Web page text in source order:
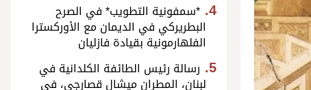
*سمفونية التطويب* في الصرح
البطريركي في الديمان مع الأوركسترا
الفلهارمونية بقيادة فازليان
رسالة رئيس الطائفة الكلدانية في
لبنان، المطران ميشال قصارجي، في